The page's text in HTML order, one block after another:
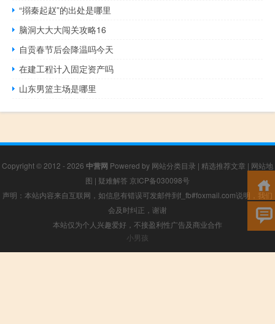
“搦秦起赵”的出处是哪里
脑洞大大大闯关攻略16
自贡春节后会降温吗今天
在建工程计入固定资产吗
山东男篮主场是哪里
Copyright © 2012 - 2026 中营网 Powered by 网站分类目录 | 精选推荐文章 | 网站地
图 | 疑难解答 京ICP备030098号
声明：本站内容来自互联网，如信息有错误可发邮件到f_fb#foxmail.com说明，我们
会及时纠正，谢谢
本站仅为个人兴趣爱好，不接盈利性广告及商业合作
小男孩